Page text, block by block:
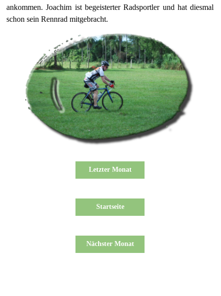
ankommen. Joachim ist begeisterter Radsportler und hat diesmal
schon sein Rennrad mitgebracht.
Letzter Monat
Startseite
Nächster Monat